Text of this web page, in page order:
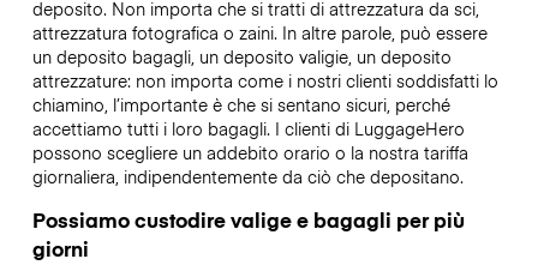
deposito. Non importa che si tratti di attrezzatura da sci,
attrezzatura fotografica o zaini. In altre parole, può essere
un deposito bagagli, un deposito valigie, un deposito
attrezzature: non importa come i nostri clienti soddisfatti lo
chiamino, l’importante è che si sentano sicuri, perché
accettiamo tutti i loro bagagli. I clienti di LuggageHero
possono scegliere un addebito orario o la nostra tariffa
giornaliera, indipendentemente da ciò che depositano.
Possiamo custodire valige e bagagli per più
giorni